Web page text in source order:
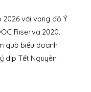
2026 với vang đỏ Ý
Riserva 2020.
quà biếu doanh
dịp Tết Nguyên